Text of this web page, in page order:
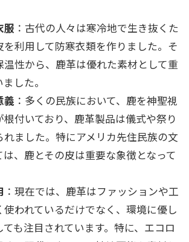
服 ：古代の人々は寒冷地で生き抜くた
を利用して防寒衣類を作りました。そ
温性から、鹿革は優れた素材として重
した。
義 ：多くの民族において、鹿を神聖視
根付いており、鹿革製品は儀式や祭り
れました。特にアメリカ先住民族の文
、鹿とその皮は重要な象徴となって
：現在では、鹿革はファッションや工
使われているだけでなく、環境に優し
ても注目されています。特に、エコロ